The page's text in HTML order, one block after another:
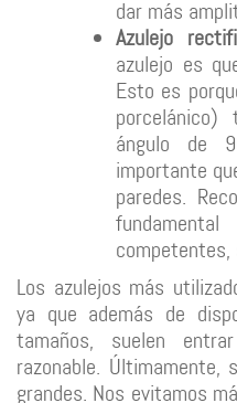
dar más
Azulejo
azulejo es
Esto es
ángulo de
importante
paredes.
competentes,
Los azulejos más
ya que además de
tamaños, suelen
razonable. Últimamente,
grandes. Nos evitamos